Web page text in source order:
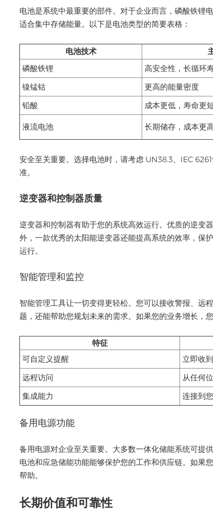
电池是系统中最重要的部件。对于企业而言，磷酸铁锂
适合集中存储能量。以下是电池类型的简要表格：
电池技术
磷酸铁锂
高安全性，长循环
镍锰钴
更高的能量密度
铅酸
成本更低，寿命更
液流电池 长期储存，成本更
安全至关重要。选择电池时，请考虑 UN38.3、IEC
准。
逆变器和控制器质量
逆变器和控制器有助于您的系统高效运行。优质的逆变
外，一款优秀的太阳能逆变器还能提高系统的效率，保
运行。
智能管理和监控
智能管理工具让一切变得更轻松。您可以接收警报、远
题，还能帮助您规划未来的需求。如果您的业务增长，
特征
可自定义提醒
立即收
远程访问
从任何
集成能力
连接到
备用电源功能
备用电源对企业至关重要。大多数一体化储能系统可提
电池和应急储能功能能够保护您的工作和供应链。如果
帮助。
长期价值和可靠性